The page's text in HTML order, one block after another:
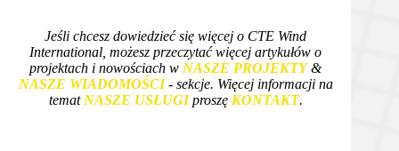
Jeśli chcesz dowiedzieć się więcej o CTE Wind
International, możesz przeczytać więcej artykułów o
projektach i nowościach w NASZE PROJEKTY&
NASZE WIADOMOŚCI- sekcje. Więcej informacji na
temat NASZE USŁUGIproszę KONTAKT.